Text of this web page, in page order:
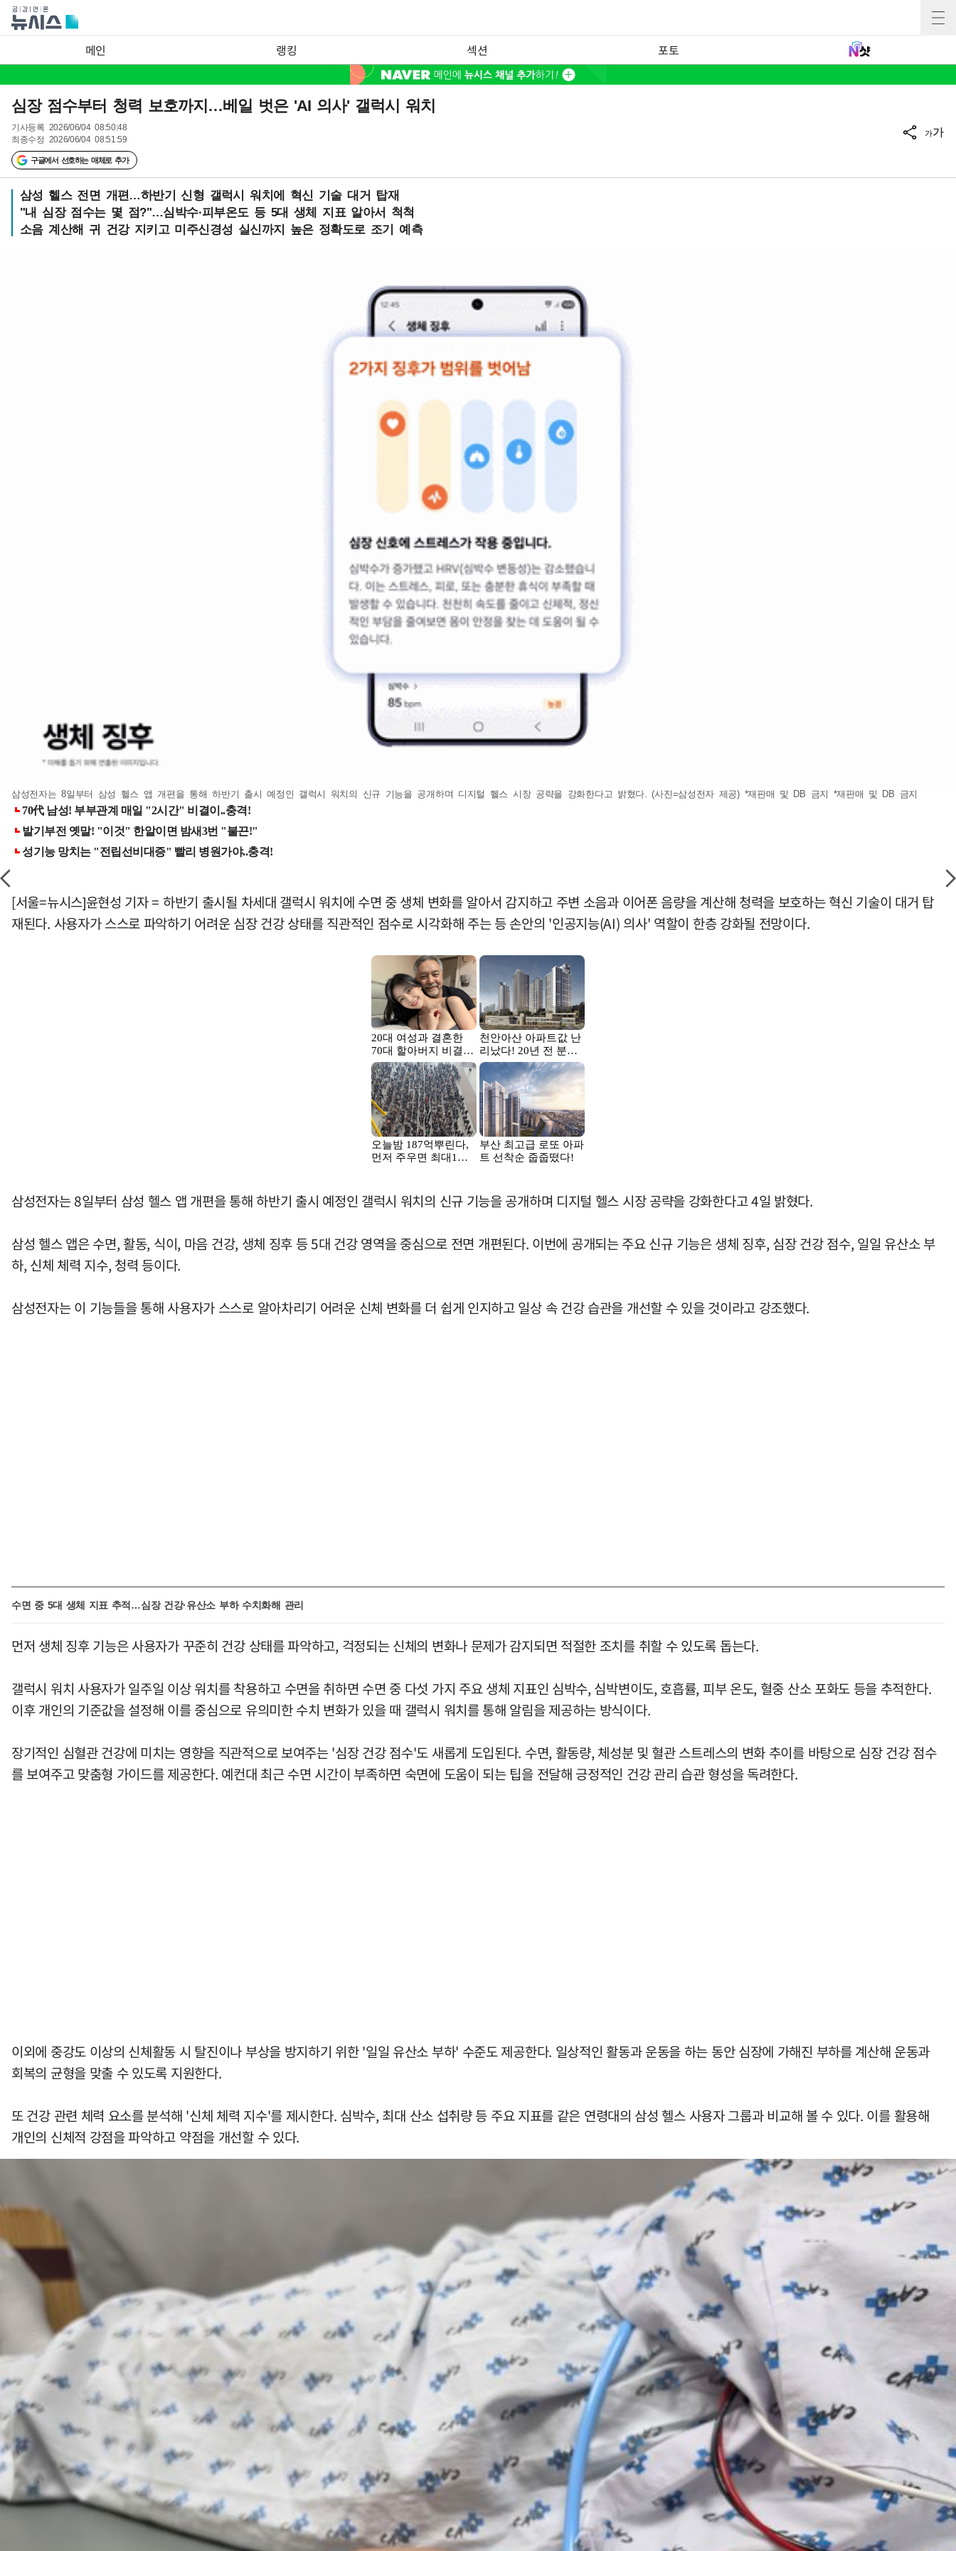
메인 랭킹 섹션 포토
심장 점수부터 청력 보호까지…베일 벗은 'AI 의사' 갤럭시 워치
기사등록 2026/06/04 08:50:48
최종수정 2026/06/04 08:51:59
구글에서 선호하는 매체로 추가
가가
삼성 헬스 전면 개편…하반기 신형 갤럭시 워치에 혁신 기술 대거 탑재
"내 심장 점수는 몇 점?"…심박수·피부온도 등 5대 생체 지표 알아서 척척
소음 계산해 귀 건강 지키고 미주신경성 실신까지 높은 정확도로 조기 예측
삼성전자는 8일부터 삼성 헬스 앱 개편을 통해 하반기 출시 예정인 갤럭시 워치의 신규 기능을 공개하며 디지털 헬스 시장 공략을 강화한다고 밝혔다. (사진=삼성전자 제공) *재판매 및 DB 금지 *재판매 및 DB 금지
[서울=뉴시스]윤현성 기자 = 하반기 출시될 차세대 갤럭시 워치에 수면 중 생체 변화를 알아서 감지하고 주변 소음과 이어폰 음량을 계산해 청력을 보호하는 혁신 기술이 대거 탑
재된다. 사용자가 스스로 파악하기 어려운 심장 건강 상태를 직관적인 점수로 시각화해 주는 등 손안의 '인공지능(AI) 의사' 역할이 한층 강화될 전망이다.
삼성전자는 8일부터 삼성 헬스 앱 개편을 통해 하반기 출시 예정인 갤럭시 워치의 신규 기능을 공개하며 디지털 헬스 시장 공략을 강화한다고 4일 밝혔다.
삼성 헬스 앱은 수면, 활동, 식이, 마음 건강, 생체 징후 등 5대 건강 영역을 중심으로 전면 개편된다. 이번에 공개되는 주요 신규 기능은 생체 징후, 심장 건강 점수, 일일 유산소 부
하, 신체 체력 지수, 청력 등이다.
삼성전자는 이 기능들을 통해 사용자가 스스로 알아차리기 어려운 신체 변화를 더 쉽게 인지하고 일상 속 건강 습관을 개선할 수 있을 것이라고 강조했다.
수면 중 5대 생체 지표 추적…심장 건강·유산소 부하 수치화해 관리
먼저 생체 징후 기능은 사용자가 꾸준히 건강 상태를 파악하고, 걱정되는 신체의 변화나 문제가 감지되면 적절한 조치를 취할 수 있도록 돕는다.
갤럭시 워치 사용자가 일주일 이상 워치를 착용하고 수면을 취하면 수면 중 다섯 가지 주요 생체 지표인 심박수, 심박변이도, 호흡률, 피부 온도, 혈중 산소 포화도 등을 추적한다.
이후 개인의 기준값을 설정해 이를 중심으로 유의미한 수치 변화가 있을 때 갤럭시 워치를 통해 알림을 제공하는 방식이다.
장기적인 심혈관 건강에 미치는 영향을 직관적으로 보여주는 '심장 건강 점수'도 새롭게 도입된다. 수면, 활동량, 체성분 및 혈관 스트레스의 변화 추이를 바탕으로 심장 건강 점수
를 보여주고 맞춤형 가이드를 제공한다. 예컨대 최근 수면 시간이 부족하면 숙면에 도움이 되는 팁을 전달해 긍정적인 건강 관리 습관 형성을 독려한다.
이외에 중강도 이상의 신체활동 시 탈진이나 부상을 방지하기 위한 '일일 유산소 부하' 수준도 제공한다. 일상적인 활동과 운동을 하는 동안 심장에 가해진 부하를 계산해 운동과
회복의 균형을 맞출 수 있도록 지원한다.
또 건강 관련 체력 요소를 분석해 '신체 체력 지수'를 제시한다. 심박수, 최대 산소 섭취량 등 주요 지표를 같은 연령대의 삼성 헬스 사용자 그룹과 비교해 볼 수 있다. 이를 활용해
개인의 신체적 강점을 파악하고 약점을 개선할 수 있다.